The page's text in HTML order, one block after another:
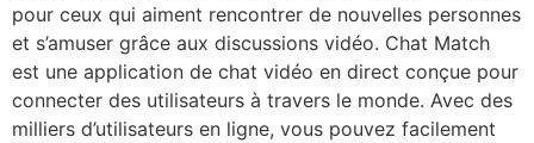
pour ceux qui aiment rencontrer de nouvelles personnes
et s’amuser grâce aux discussions vidéo. Chat Match
est une application de chat vidéo en direct conçue pour
connecter des utilisateurs à travers le monde. Avec des
milliers d’utilisateurs en ligne, vous pouvez facilement